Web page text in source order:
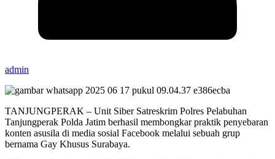
admin
TANJUNGPERAK – Unit Siber Satreskrim Polres Pelabuhan
Tanjungperak Polda Jatim berhasil membongkar praktik penyebaran
konten asusila di media sosial Facebook melalui sebuah grup
bernama Gay Khusus Surabaya.